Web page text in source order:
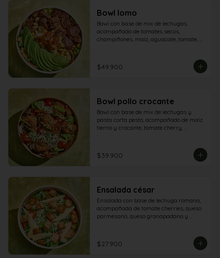
Bowl lomo
Bowl con base de mix de lechugas,
acompañado de tomates secos,
champiñones, maíz, aguacate, tomate,
$49.900
Bowl pollo crocante
Bowl con base de mix de lechugas y
pasta corta pesto, acompañado de maíz
tierno y crocante, tomate cherry,
pesto
$39.900
Ensalada césar
Ensalada con base de lechuga romana,
acompañada de tomate cherries, queso
parmesano, queso granapadano y
$27.900